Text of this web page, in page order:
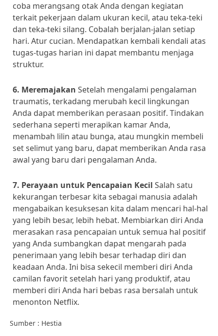
coba merangsang otak Anda dengan kegiatan
terkait pekerjaan dalam ukuran kecil, atau teka-teki
dan teka-teki silang. Cobalah berjalan-jalan setiap
hari. Atur cucian. Mendapatkan kembali kendali atas
tugas-tugas harian ini dapat membantu menjaga
struktur.
6. Meremajakan Setelah mengalami pengalaman
traumatis, terkadang merubah kecil lingkungan
Anda dapat memberikan perasaan positif. Tindakan
sederhana seperti merapikan kamar Anda,
menambah lilin atau bunga, atau mungkin membeli
set selimut yang baru, dapat memberikan Anda rasa
awal yang baru dari pengalaman Anda.
7. Perayaan untuk Pencapaian Kecil Salah satu
kekurangan terbesar kita sebagai manusia adalah
mengabaikan kesuksesan kita dalam mencari hal-hal
yang lebih besar, lebih hebat. Membiarkan diri Anda
merasakan rasa pencapaian untuk semua hal positif
yang Anda sumbangkan dapat mengarah pada
penerimaan yang lebih besar terhadap diri dan
keadaan Anda. Ini bisa sekecil memberi diri Anda
camilan favorit setelah hari yang produktif, atau
memberi diri Anda hari bebas rasa bersalah untuk
menonton Netflix.
Sumber : Hestia